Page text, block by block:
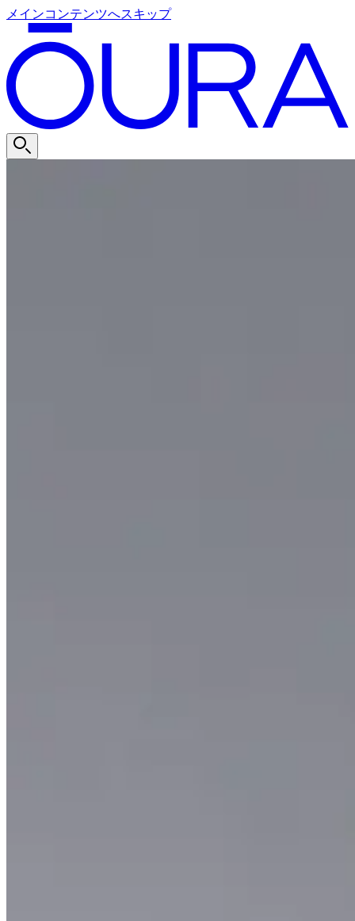
メインコンテンツへスキップ